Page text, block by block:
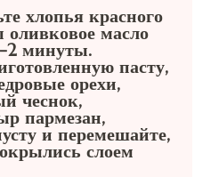
хлопья красного
оливковое масло
2 минуты.
пасту,
орехи,
чеснок,
пармезан,
и перемешайте,
слоем